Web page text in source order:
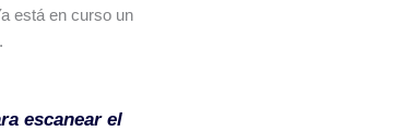
está en curso un
escanear el